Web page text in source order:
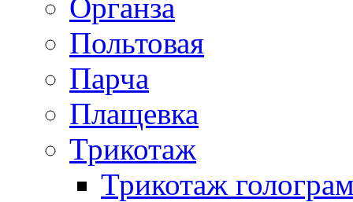
Органза
Польтовая
Парча
Плащевка
Трикотаж
Трикотаж